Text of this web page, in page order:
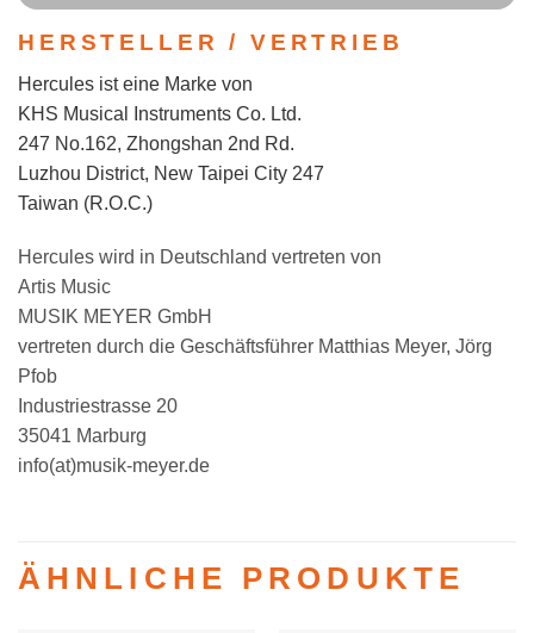
HERSTELLER / VERTRIEB
Hercules ist eine Marke von
KHS Musical Instruments Co. Ltd.
247 No.162, Zhongshan 2nd Rd.
Luzhou District, New Taipei City 247
Taiwan (R.O.C.)
Hercules wird in Deutschland vertreten von
Artis Music
MUSIK MEYER GmbH
vertreten durch die Geschäftsführer Matthias Meyer, Jörg
Pfob
Industriestrasse 20
35041 Marburg
info(at)musik-meyer.de
ÄHNLICHE PRODUKTE